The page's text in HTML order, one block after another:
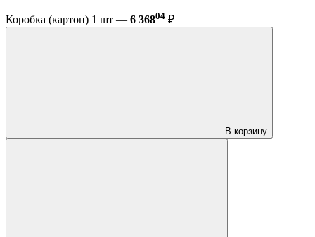
Коробка (картон) 1 шт — 6 36804 ₽
В корзину